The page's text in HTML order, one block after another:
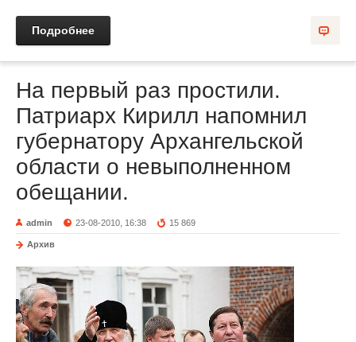
Подробнее
На первый раз простили.
Патриарх Кирилл напомнил
губернатору Архангельской
области о невыполненном
обещании.
admin 23-08-2010, 16:38 15 869
Архив